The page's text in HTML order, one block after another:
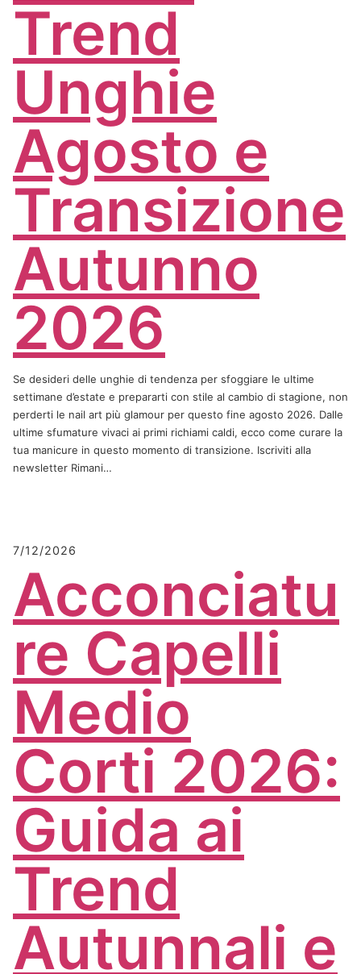
Trend
Unghie
Agosto e
Transizione
Autunno
2026
Se desideri delle unghie di tendenza per sfoggiare le ultime
settimane d’estate e prepararti con stile al cambio di stagione, non
perderti le nail art più glamour per questo fine agosto 2026. Dalle
ultime sfumature vivaci ai primi richiami caldi, ecco come curare la
tua manicure in questo momento di transizione. Iscriviti alla
newsletter Rimani…
7/12/2026
Acconciatu
re Capelli
Medio
Corti 2026:
Guida ai
Trend
Autunnali e